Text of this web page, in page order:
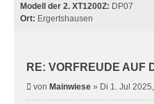
Modell der 2. XT1200Z: DP07
Ort: Ergertshausen
RE: VORFREUDE AUF
B
e
von Mainwiese » Di 1. Jul